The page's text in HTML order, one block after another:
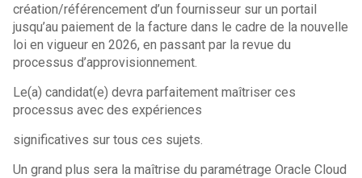
création/référencement d’un fournisseur sur un portail
jusqu’au paiement de la facture dans le cadre de la nouvelle
loi en vigueur en 2026, en passant par la revue du
processus d’approvisionnement.
Le(a) candidat(e) devra parfaitement maîtriser ces
processus avec des expériences
significatives sur tous ces sujets.
Un grand plus sera la maîtrise du paramétrage Oracle Cloud